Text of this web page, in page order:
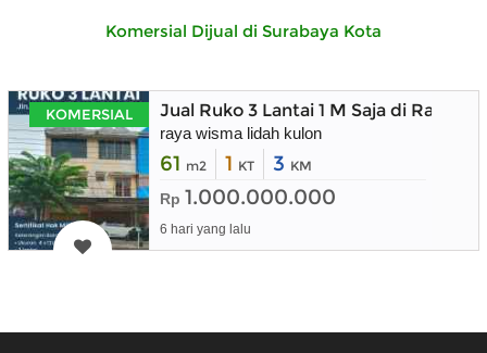
Komersial Dijual di Surabaya Kota
KOMERSIAL Jual Ruko 3 Lantai 1 M Saja di Raya
raya wisma lidah kulon
61 m2 1 KT 3 KM
Rp 1.000.000.000
6 hari yang lalu